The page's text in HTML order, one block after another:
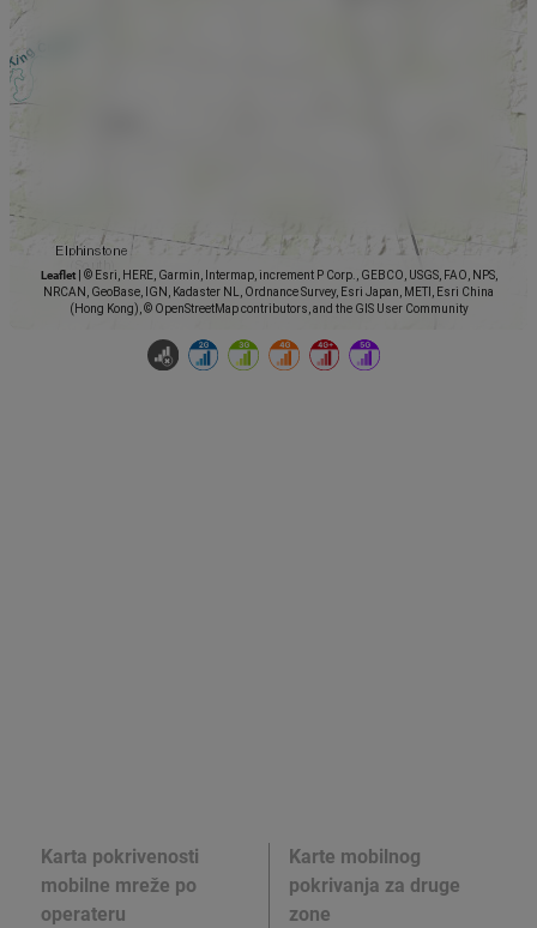
Leaflet
© Esri, HERE, Garmin, Intermap, increment P Corp., GEBCO, USGS, FAO, NPS,
NRCAN, GeoBase, IGN, Kadaster NL, Ordnance Survey, Esri Japan, METI, Esri China
(Hong Kong), © OpenStreetMap contributors, and the GIS User Community
Karta pokrivenosti
mobilne mreže po
operateru
Karte mobilnog
pokrivanja za druge
zone